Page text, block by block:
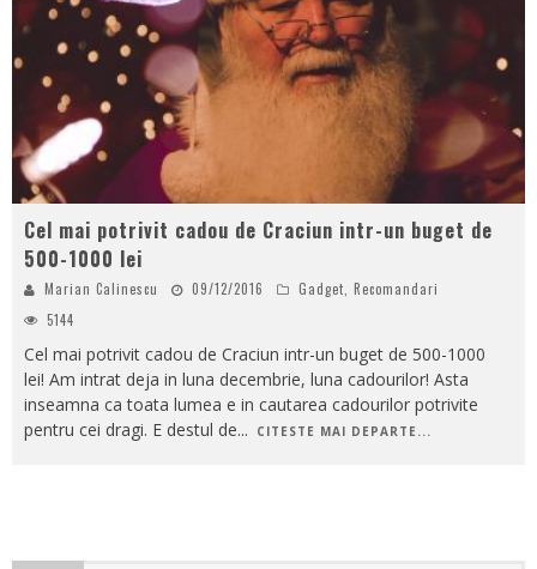
Cel mai potrivit cadou de Craciun intr-un buget de
500-1000 lei
Marian Calinescu 09/12/2016 Gadget Recomandari
5144
Cel mai potrivit cadou de Craciun intr-un buget de 500-1000
lei! Am intrat deja in luna decembrie, luna cadourilor! Asta
inseamna ca toata lumea e in cautarea cadourilor potrivite
pentru cei dragi. E destul de... CITESTE MAI DEPARTE...